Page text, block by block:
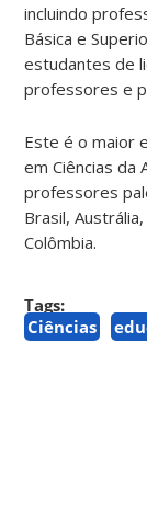
incluindo
Básica e
estudantes de
professores e
Este é o maior
em Ciências da
professores
Brasil,
Colômbia.
Tags:
Ciências